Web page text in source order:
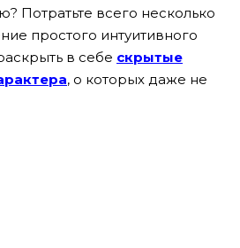
Потратьте всего несколько
простого интуитивного
в себе скрытые
, о которых даже не